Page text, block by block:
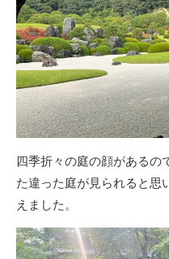
四季折々の庭の顔があるの
た違った庭が見られると思
えました。